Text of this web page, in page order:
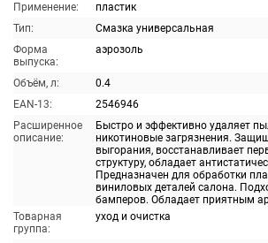
Применение:
пластик
Тип:
Смазка универсальная
Форма
выпуска:
аэрозоль
Объём, л:
0.4
EAN-13:
2546946
Расширенное
описание:
Быстро и эффективно удаляет
никотиновые загрязнения.
выгорания, восстанавливает
структуру, обладает
Предназначен для обработки
виниловых деталей салона.
бамперов. Обладает приятным
Товарная
группа:
уход и очистка